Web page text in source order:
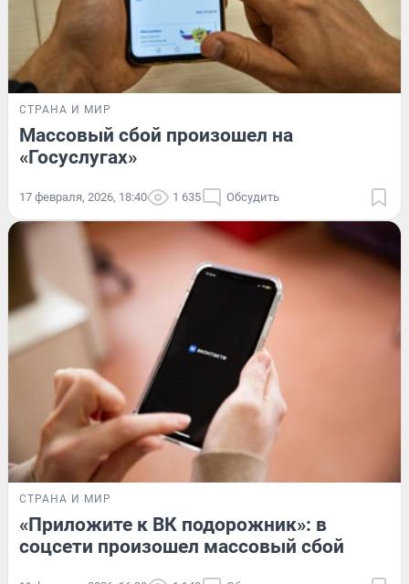
СТРАНА И МИР
Массовый сбой произошел на
«Госуслугах»
17 февраля, 2026, 18:40 1 635 Обсудить
СТРАНА И МИР
«Приложите к ВК подорожник»: в
соцсети произошел массовый сбой